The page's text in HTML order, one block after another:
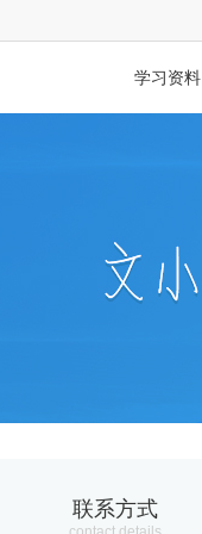
学习资料
联系方式